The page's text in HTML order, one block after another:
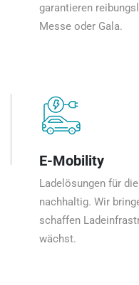
garantieren
Messe oder Gala.
E-Mobility
Ladelösungen für
nachhaltig. Wir
schaffen
wächst.